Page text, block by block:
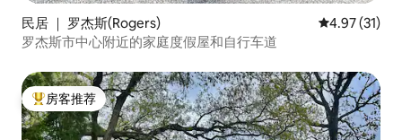
民居 ｜ 罗杰斯(Rogers) 平均评分
4.97 (31)
罗杰斯市中心附近的家庭度假屋和自行车道
热门「房客推荐」
房客推荐